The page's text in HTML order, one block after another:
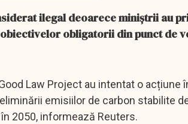
ilegal deoarece miniștrii au
obligatorii din punct de
Law Project au intentat o acțiune
emisiilor de carbon stabilite
2050, informează Reuters.